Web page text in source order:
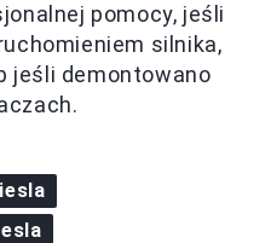
pomocy, jeśli
silnika,
jeśli demontowano